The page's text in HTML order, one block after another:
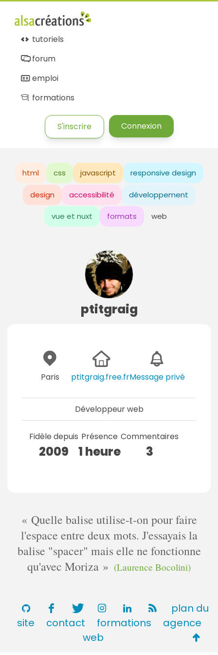
tutoriels
forum
emploi
formations
S'inscrire Connexion
html css javascript responsive design
design accessibilité développement
vue et nuxt formats web
ptitgraig
Paris ptitgraig.free.frMessage privé
Développeur web
Fidèle depuis
2009
Présence
1 heure
Commentaires
3
Quelle balise utilise-t-on pour faire
l'espace entre deux mots. J'essayais la
balise "spacer" mais elle ne fonctionne
qu'avec Moriza
(Laurence Bocolini)
plan du
site
contact formations
agence
web